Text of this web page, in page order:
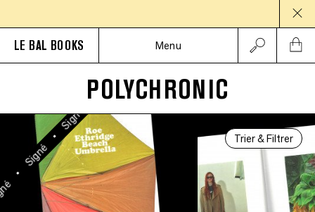
LE BAL BOOKS Menu
POLYCHRONIC
Trier & Filtrer
•
Signé
•
Signé
•
Signé
•
Signé
•